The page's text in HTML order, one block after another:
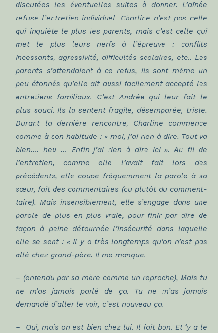
discutées les éventuelles suites à donner. L’aînée
refuse l’entretien individuel. Charline n’est pas celle
qui inquiète le plus les parents, mais c’est celle qui
met le plus leurs nerfs à l’épreuve : conflits
incessants, agressivité, difficultés scolaires, etc.. Les
parents s’attendaient à ce refus, ils sont même un
peu étonnés qu’elle ait aussi facilement accepté les
entretiens familiaux. C’est Andrée qui leur fait le
plus souci. Ils la sentent fragile, désemparée, triste.
Durant la dernière rencontre, Charline commence
comme à son habitude : « moi, j’ai rien à dire. Tout va
bien…. heu … Enfin j’ai rien à dire ici ». Au fil de
l’entretien, comme elle l’avait fait lors des
précédents, elle coupe fréquemment la parole à sa
sœur, fait des commentaires (ou plutôt du comment-
taire). Mais insensiblement, elle s’engage dans une
parole de plus en plus vraie, pour finir par dire de
façon à peine détournée l’insécurité dans laquelle
elle se sent : « Il y a très longtemps qu’on n’est pas
allé chez grand-père. Il me manque.
– (entendu par sa mère comme un reproche), Mais tu
ne m’as jamais parlé de ça. Tu ne m’as jamais
demandé d’aller le voir, c’est nouveau ça.
– Oui, mais on est bien chez lui. Il fait bon. Et ‘y a le